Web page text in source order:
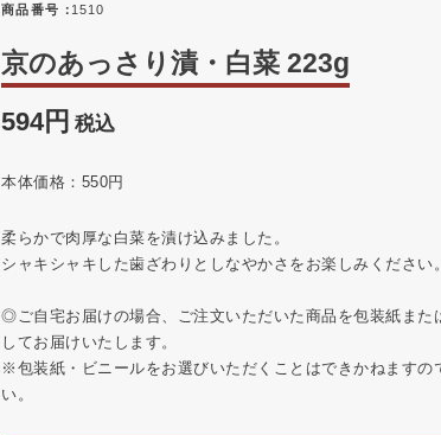
商品番号 1510
京のあっさり漬・白菜 223g
594 税込
本体価格：550円
柔らかで肉厚な白菜を漬け込みました。
シャキシャキした歯ざわりとしなやかさをお楽しみください。
◎ご自宅お届けの場合、ご注文いただいた商品を包装紙また
してお届けいたします。
※包装紙・ビニールをお選びいただくことはできかねますの
い。